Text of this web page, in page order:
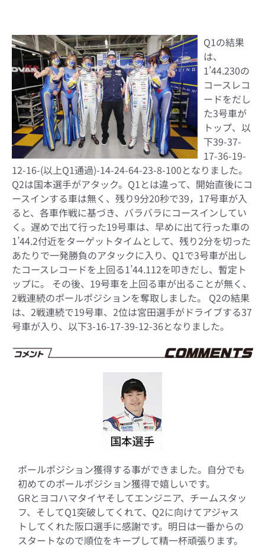
Q1の結果
は、
1’44.230の
コースレコ
ードをだし
た3号車が
トップ、以
下39-37-
17-36-19-
12-16-(以上Q1通過)-14-24-64-23-8-100となりました。
Q2は国本選手がアタック。Q1とは違って、開始直後にコ
ースインする車は無く、残り9分20秒で39，17号車が入
ると、各車作戦に基づき、バラバラにコースインしてい
く。遅めで出て行った19号車は、早めに出て行った車の
1’44.2付近をターゲットタイムとして、残り2分を切った
あたりで一発勝負のアタックに入り、Q1で3号車が出し
たコースレコードを上回る1’44.112を叩きだし、暫定ト
ップに。 その後、19号車を上回る車が出ることが無く、
2戦連続のポールポジションを奪取しました。 Q2の結果
は、2戦連続で19号車、2位は宮田選手がドライブする37
号車が入り、以下3-16-17-39-12-36となりました。
ポールポジション獲得する事ができました。自分でも
初めてのポールポジション獲得で嬉しいです。
GRとヨコハマタイヤそしてエンジニア、チームスタッ
フ、そしてQ1突破してくれて、Q2に向けてアジャス
トしてくれた阪口選手に感謝です。明日は一番からの
スタートなので順位をキープして精一杯頑張ります。